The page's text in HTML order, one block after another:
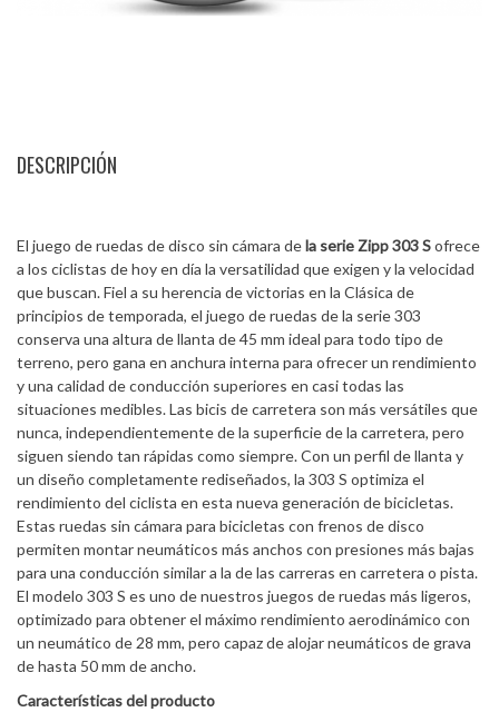
DESCRIPCIÓN
El juego de ruedas de disco sin cámara dela serie Zipp 303 Sofrece
a los ciclistas de hoy en día la versatilidad que exigen y la velocidad
que buscan. Fiel a su herencia de victorias en la Clásica de
principios de temporada, el juego de ruedas de la serie 303
conserva una altura de llanta de 45 mm ideal para todo tipo de
terreno, pero gana en anchura interna para ofrecer un rendimiento
y una calidad de conducción superiores en casi todas las
situaciones medibles. Las bicis de carretera son más versátiles que
nunca, independientemente de la superficie de la carretera, pero
siguen siendo tan rápidas como siempre. Con un perfil de llanta y
un diseño completamente rediseñados, la 303 S optimiza el
rendimiento del ciclista en esta nueva generación de bicicletas.
Estas ruedas sin cámara para bicicletas con frenos de disco
permiten montar neumáticos más anchos con presiones más bajas
para una conducción similar a la de las carreras en carretera o pista.
El modelo 303 S es uno de nuestros juegos de ruedas más ligeros,
optimizado para obtener el máximo rendimiento aerodinámico con
un neumático de 28 mm, pero capaz de alojar neumáticos de grava
de hasta 50 mm de ancho.
Características del producto